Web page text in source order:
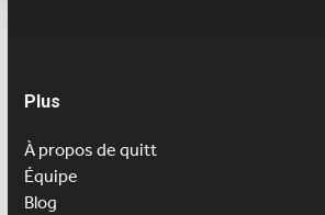
Plus
À propos de quitt
Équipe
Blog